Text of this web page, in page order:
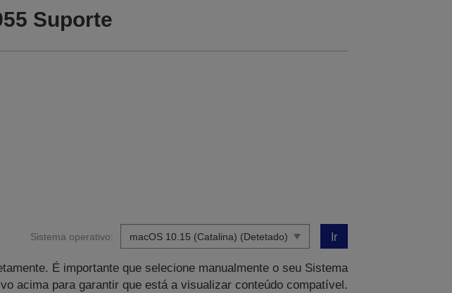
Suporte
Sistema operativo: Ir
É importante que selecione manualmente o seu Sistema
acima para garantir que está a visualizar conteúdo compatível.